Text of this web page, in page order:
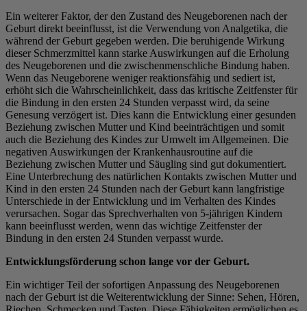
Ein weiterer Faktor, der den Zustand des Neugeborenen nach der
Geburt direkt beeinflusst, ist die Verwendung von Analgetika, die
während der Geburt gegeben werden. Die beruhigende Wirkung
dieser Schmerzmittel kann starke Auswirkungen auf die Erholung
des Neugeborenen und die zwischenmenschliche Bindung haben.
Wenn das Neugeborene weniger reaktionsfähig und sediert ist,
erhöht sich die Wahrscheinlichkeit, dass das kritische Zeitfenster für
die Bindung in den ersten 24 Stunden verpasst wird, da seine
Genesung verzögert ist. Dies kann die Entwicklung einer gesunden
Beziehung zwischen Mutter und Kind beeinträchtigen und somit
auch die Beziehung des Kindes zur Umwelt im Allgemeinen. Die
negativen Auswirkungen der Krankenhausroutine auf die
Beziehung zwischen Mutter und Säugling sind gut dokumentiert.
Eine Unterbrechung des natürlichen Kontakts zwischen Mutter und
Kind in den ersten 24 Stunden nach der Geburt kann langfristige
Unterschiede in der Entwicklung und im Verhalten des Kindes
verursachen. Sogar das Sprechverhalten von 5-jährigen Kindern
kann beeinflusst werden, wenn das wichtige Zeitfenster der
Bindung in den ersten 24 Stunden verpasst wurde.
Entwicklungsförderung schon lange vor der Geburt.
Ein wichtiger Teil der sofortigen Anpassung des Neugeborenen
nach der Geburt ist die Weiterentwicklung der Sinne: Sehen, Hören,